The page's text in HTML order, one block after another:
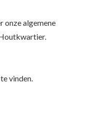
onze algemene
vinden.